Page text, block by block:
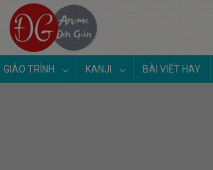
GIÁO TRÌNH KANJI BÀI VIẾT HAY